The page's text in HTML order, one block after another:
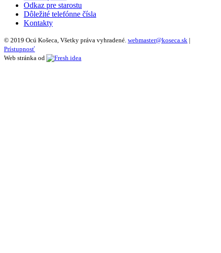
Odkaz pre starostu
Dôležité telefónne čísla
Kontakty
© 2019 Ocú Košeca, Všetky práva vyhradené. webmaster@koseca.sk |
Prístupnosť
Web stránka od